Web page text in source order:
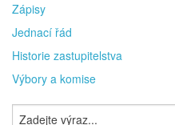
Zápisy
Jednací řád
Historie zastupitelstva
Výbory a komise